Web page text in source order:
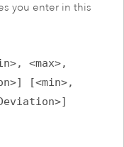
you enter in this
<max>,
[<min>,